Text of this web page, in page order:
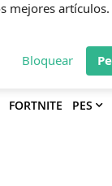
FORTNITE PES